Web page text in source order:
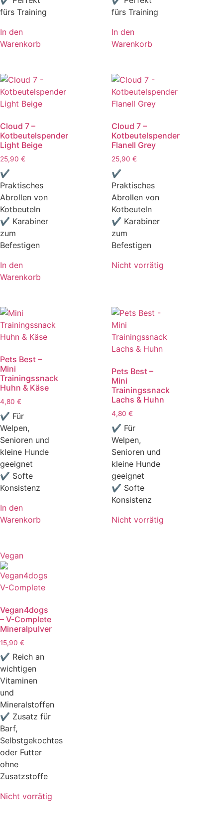
fürs Training
In den
Warenkorb
fürs Training
In den
Warenkorb
Cloud 7 –
Kotbeutelspender
Light Beige
25,90 €
✔
Praktisches
Abrollen von
Kotbeuteln
✔ Karabiner
zum
Befestigen
In den
Warenkorb
Cloud 7 –
Kotbeutelspender
Flanell Grey
25,90 €
✔
Praktisches
Abrollen von
Kotbeuteln
✔ Karabiner
zum
Befestigen
Nicht vorrätig
Pets Best –
Mini
Trainingssnack
Huhn & Käse
4,80 €
✔ Für
Welpen,
Senioren und
kleine Hunde
geeignet
✔ Softe
Konsistenz
In den
Warenkorb
Pets Best –
Mini
Trainingssnack
Lachs & Huhn
4,80 €
✔ Für
Welpen,
Senioren und
kleine Hunde
geeignet
✔ Softe
Konsistenz
Nicht vorrätig
Vegan
Vegan4dogs
– V-Complete
Mineralpulver
15,90 €
✔ Reich an
wichtigen
Vitaminen
und
Mineralstoffen
✔ Zusatz für
Barf,
Selbstgekochtes
oder Futter
ohne
Zusatzstoffe
Nicht vorrätig